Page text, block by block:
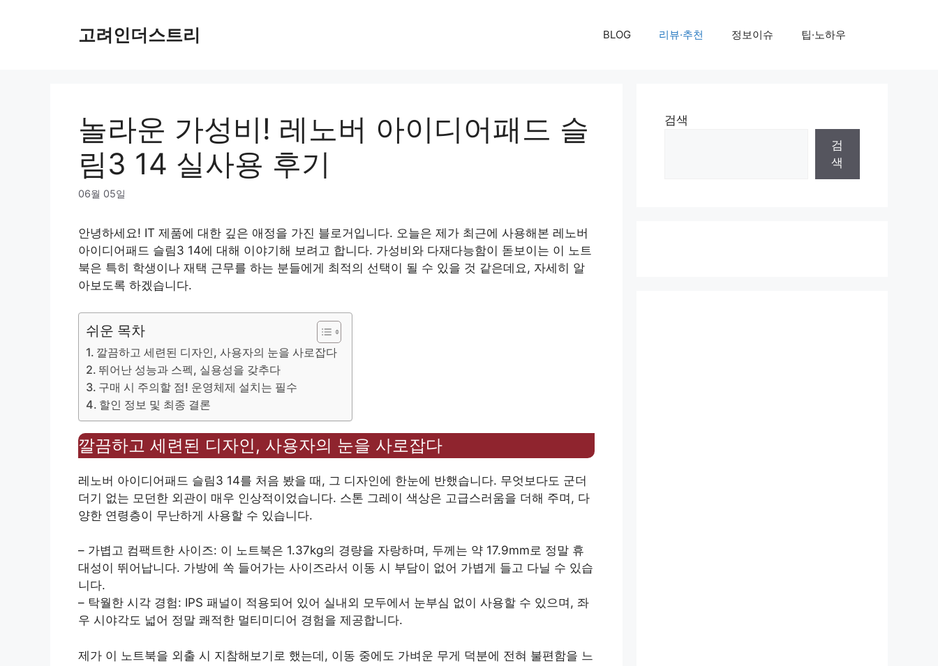
고려인더스트리 BLOG 리뷰·추천 정보이슈 팁·노하우
놀라운 가성비! 레노버 아이디어패드 슬
림3 14 실사용 후기
06월 05일
안녕하세요! IT 제품에 대한 깊은 애정을 가진 블로거입니다. 오늘은 제가 최근에 사용해본 레노버
아이디어패드 슬림3 14에 대해 이야기해 보려고 합니다. 가성비와 다재다능함이 돋보이는 이 노트
북은 특히 학생이나 재택 근무를 하는 분들에게 최적의 선택이 될 수 있을 것 같은데요, 자세히 알
아보도록 하겠습니다.
쉬운 목차
깔끔하고 세련된 디자인, 사용자의 눈을 사로잡다
뛰어난 성능과 스펙, 실용성을 갖추다
구매 시 주의할 점! 운영체제 설치는 필수
할인 정보 및 최종 결론
깔끔하고 세련된 디자인, 사용자의 눈을 사로잡다
레노버 아이디어패드 슬림3 14를 처음 봤을 때, 그 디자인에 한눈에 반했습니다. 무엇보다도 군더
더기 없는 모던한 외관이 매우 인상적이었습니다. 스톤 그레이 색상은 고급스러움을 더해 주며, 다
양한 연령층이 무난하게 사용할 수 있습니다.
– 가볍고 컴팩트한 사이즈: 이 노트북은 1.37kg의 경량을 자랑하며, 두께는 약 17.9mm로 정말 휴
대성이 뛰어납니다. 가방에 쏙 들어가는 사이즈라서 이동 시 부담이 없어 가볍게 들고 다닐 수 있습
니다.
– 탁월한 시각 경험: IPS 패널이 적용되어 있어 실내외 모두에서 눈부심 없이 사용할 수 있으며, 좌
우 시야각도 넓어 정말 쾌적한 멀티미디어 경험을 제공합니다.
제가 이 노트북을 외출 시 지참해보기로 했는데, 이동 중에도 가벼운 무게 덕분에 전혀 불편함을 느
검색
검
색